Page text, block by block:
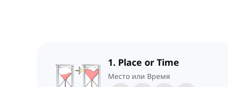
1. Place or Time
Место или Время